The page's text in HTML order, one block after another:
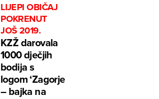
LIJEPI OBIČAJ
POKRENUT
JOŠ 2019.
KZŽ darovala
1000 dječjih
bodija s
logom ‘Zagorje
– bajka na